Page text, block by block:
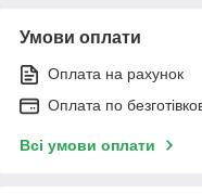
Умови оплати
Оплата на рахунок
Оплата по
Всі умови оплати